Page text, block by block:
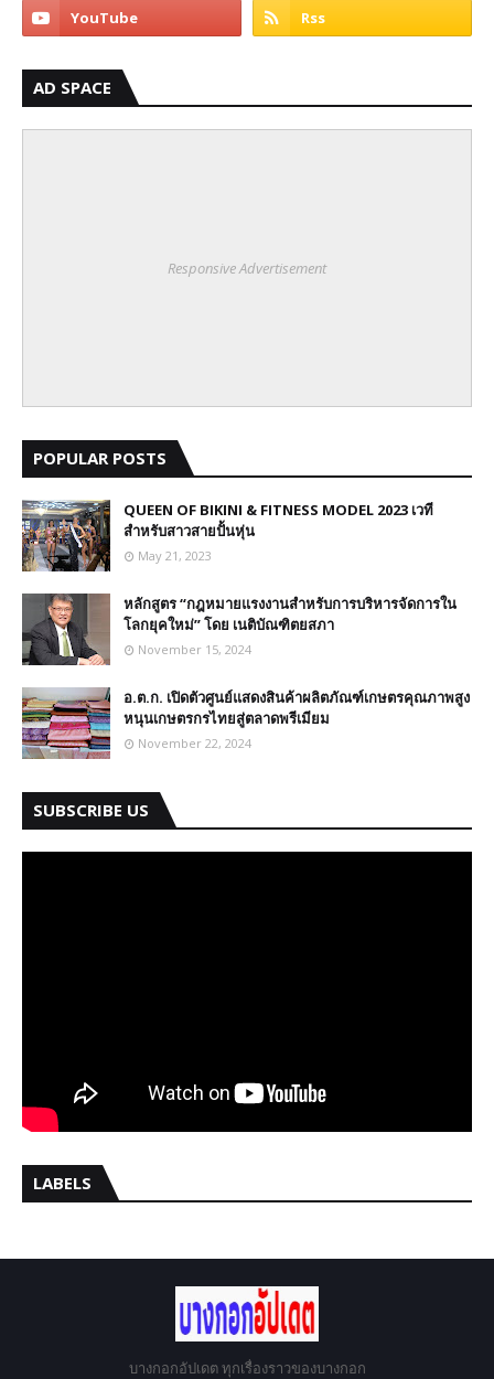
AD SPACE
Responsive Advertisement
POPULAR POSTS
QUEEN OF BIKINI & FITNESS MODEL 2023 เวที
สำหรับสาวสายปั้นหุ่น
May 21, 2023
หลักสูตร “กฎหมายแรงงานสำหรับการบริหารจัดการใน
โลกยุคใหม่” โดย เนติบัณฑิตยสภา
November 15, 2024
อ.ต.ก. เปิดตัวศูนย์แสดงสินค้าผลิตภัณฑ์เกษตรคุณภาพสูง
หนุนเกษตรกรไทยสู่ตลาดพรีเมียม
November 22, 2024
SUBSCRIBE US
LABELS
บางกอกอัปเดต ทุกเรื่องราวของบางกอก